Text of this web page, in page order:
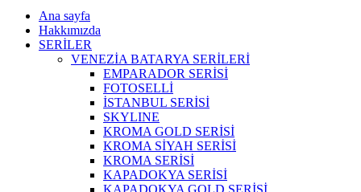
Ana sayfa
Hakkımızda
SERİLER
VENEZİA BATARYA SERİLERİ
EMPARADOR SERİSİ
FOTOSELLİ
İSTANBUL SERİSİ
SKYLINE
KROMA GOLD SERİSİ
KROMA SİYAH SERİSİ
KROMA SERİSİ
KAPADOKYA SERİSİ
KAPADOKYA GOLD SERİSİ